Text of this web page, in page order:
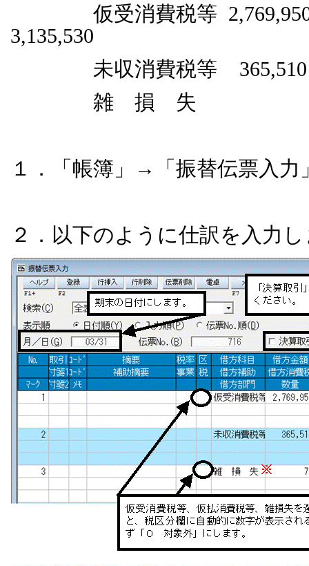
仮受消費税等
3,135,530
未収消費税等 365,510
雑 損 失
１．「帳簿」→「振替伝票入力
２．以下のように仕訳を入力